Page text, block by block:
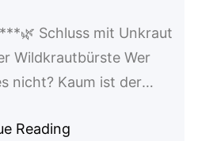
Schluss mit Unkraut
Wildkrautbürste Wer
nicht? Kaum ist der
aus jeder Fuge.
Reading